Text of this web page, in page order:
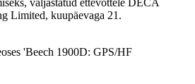
'Beech 1900D: GPS/HF